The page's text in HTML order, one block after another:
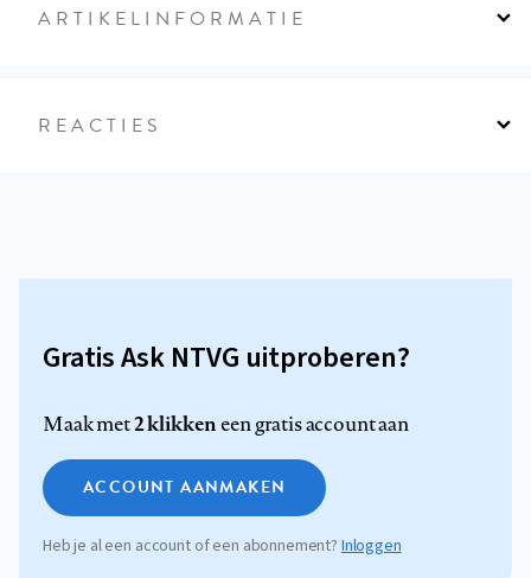
ARTIKELINFORMATIE
REACTIES
Gratis Ask NTVG uitproberen?
Maak met2 klikkeneen gratis account aan
ACCOUNT AANMAKEN
Heb je al een account of een abonnement?Inloggen